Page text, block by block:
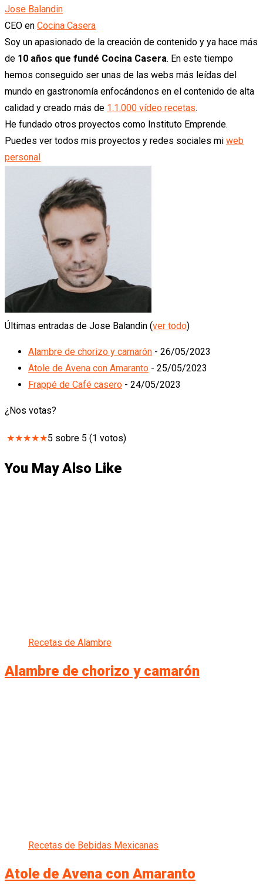
Jose Balandin
CEO en Cocina Casera
Soy un apasionado de la creación de contenido y ya hace más
de 10 años que fundé Cocina Casera. En este tiempo
hemos conseguido ser unas de las webs más leídas del
mundo en gastronomía enfocándonos en el contenido de alta
calidad y creado más de 1.1.000 vídeo recetas.
He fundado otros proyectos como Instituto Emprende.
Puedes ver todos mis proyectos y redes sociales mi web
personal
Últimas entradas de Jose Balandin (ver todo)
Alambre de chorizo y camarón - 26/05/2023
Atole de Avena con Amaranto - 25/05/2023
Frappé de Café casero - 24/05/2023
¿Nos votas?
★★★★★5 sobre 5 (1 votos)
You May Also Like
Recetas de Alambre
Alambre de chorizo y camarón
Recetas de Bebidas Mexicanas
Atole de Avena con Amaranto